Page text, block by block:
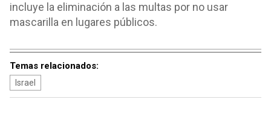
incluye la eliminación a las multas por no usar
mascarilla en lugares públicos.
Temas relacionados:
Israel